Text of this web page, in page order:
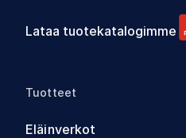
Lataa tuotekatalogimme
Tuotteet
Eläinverkot